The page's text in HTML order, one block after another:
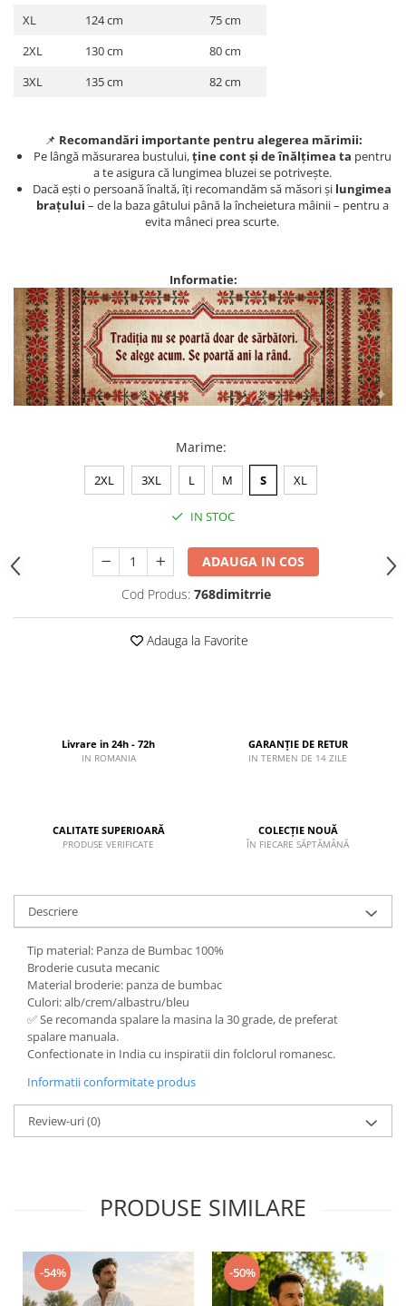
XL
124 cm
75 cm
2XL
130 cm
80 cm
3XL
135 cm 82 cm
📌 Recomandări importante pentru alegerea mărimii:
Pe lângă măsurarea bustului,ține cont și de înălțimea ta pentru
a te asigura că lungimea bluzei se potrivește.
Dacă ești o persoană înaltă, îți recomandăm să măsori și lungimea
brațului – de la baza gâtului până la încheietura mâinii – pentru a
evita mâneci prea scurte.
Informatie:
Marime:
2XL 3XL L M S XL
IN STOC
ADAUGA IN COS
Cod Produs: 768dimitrrie
Adauga la Favorite
Livrare in 24h - 72h
IN ROMANIA
GARANȚIE DE RETUR
IN TERMEN DE 14 ZILE
CALITATE SUPERIOARĂ
PRODUSE VERIFICATE
COLECȚIE NOUĂ
ÎN FIECARE SĂPTĂMÂNĂ
Descriere
Tip material: Panza de Bumbac 100%
Broderie cusuta mecanic
Material broderie: panza de bumbac
Culori: alb/crem/albastru/bleu
✅ Se recomanda spalare la masina la 30 grade, de preferat
spalare manuala.
Confectionate in India cu inspiratii din folclorul romanesc.
Informatii conformitate produs
Review-uri(0)
PRODUSE SIMILARE
-54% -50%